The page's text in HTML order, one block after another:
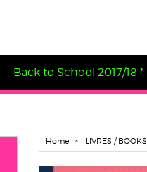
Back to School 2017/18 *
Home LIVRES / BOOKS